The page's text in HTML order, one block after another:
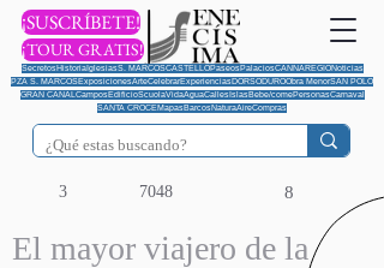
¡SUSCRÍBETE!
¡TOUR GRATIS!
SecretosHistoriaIglesiasS. MARCOSCASTELLOPaseosPalaciosCANNAREGIONoticias
PZA S. MARCOSExposicionesArteCelebrarExperienciasDORSODUROObra MenorSAN POLO
GRAN CANAL CamposEdificioScuolaVidaAguaCallesIslasBebe/comePersonasCarnaval
SANTA CROCEMapasBarcosNaturaAireCompras
3 7048 8
El mayor viajero de la